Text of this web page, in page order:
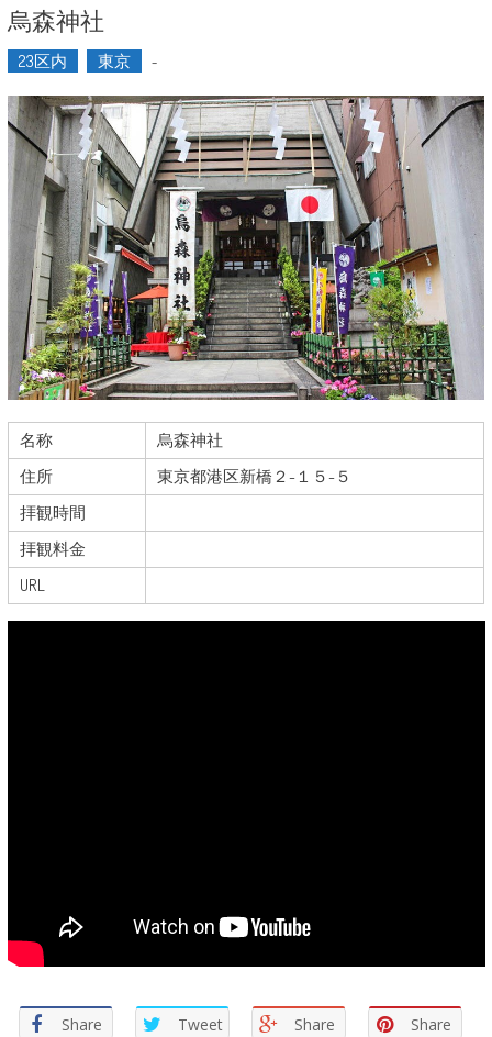
烏森神社
23区内 東京 -
名称
烏森神社
住所
東京都港区新橋２-１５-５
拝観時間
拝観料金
URL
Share Tweet Share Share